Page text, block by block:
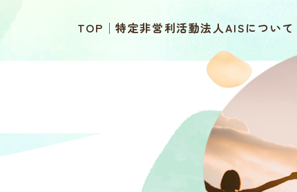
TOP 特定非営利活動法人AISについて